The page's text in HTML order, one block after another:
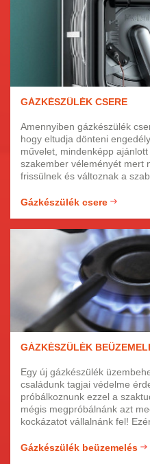
GÁZKÉSZÜLÉK CSERE
Amennyiben gázkészülék
hogy eltudja dönteni
művelet, mindenképp
szakember véleményét mert
frissülnek és változnak a
felesleges ezekkel a
Gázkészülék csere
GÁZKÉSZÜLÉK
Egy új gázkészülék
családunk tagjai védelme
próbálkoznunk ezzel a
mégis megpróbálnánk azt
kockázatot vállalnánk fel!
érdemes megbízni ezzel a
Gázkészülék beüzemelés